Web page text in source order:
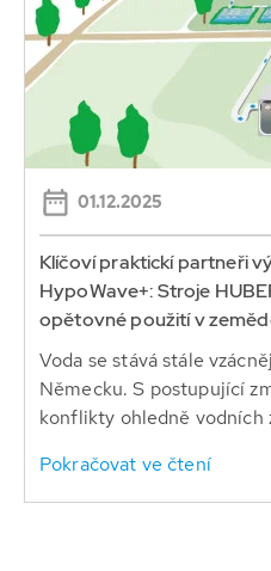
01.12.2025
Klíčoví praktickí partneři
HypoWave+: Stroje
opětovné použití v
Voda se stává stále
Německu. S postupující
konflikty ohledně vodních
Pokračovat ve čtení